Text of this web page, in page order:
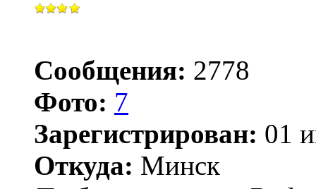
Сообщения: 2778
Фото: 7
Зарегистрирован: 01
Откуда: Минск